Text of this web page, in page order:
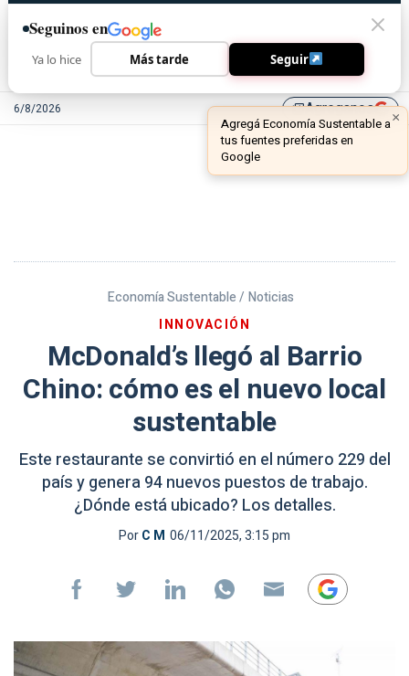
6/8/2026 library_addAgreganos
Economía Sustentable / Noticias
INNOVACIÓN
McDonald’s llegó al Barrio
Chino: cómo es el nuevo local
sustentable
Este restaurante se convirtió en el número 229 del
país y genera 94 nuevos puestos de trabajo.
¿Dónde está ubicado? Los detalles.
PorC M 06/11/2025, 3:15 pm
Seguinos en
Ya lo hice Más tarde Seguir